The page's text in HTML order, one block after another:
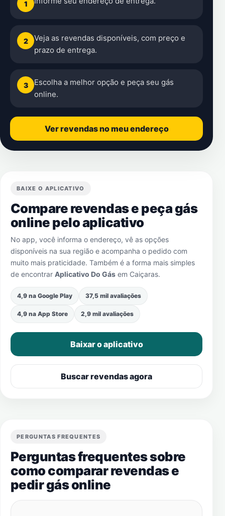
1
2
Veja as revendas disponíveis, com preço e
prazo de entrega.
3
Escolha a melhor opção e peça seu gás
online.
Ver revendas no meu endereço
BAIXE O APLICATIVO
Compare revendas e peça gás
online pelo aplicativo
No app, você informa o endereço, vê as opções
disponíveis na sua região e acompanha o pedido com
muito mais praticidade. Também é a forma mais simples
de encontrar Aplicativo Do Gás em Caiçaras.
4,9 na Google Play 37,5 mil avaliações
4,9 na App Store 2,9 mil avaliações
Baixar o aplicativo
Buscar revendas agora
PERGUNTAS FREQUENTES
Perguntas frequentes sobre
como comparar revendas e
pedir gás online